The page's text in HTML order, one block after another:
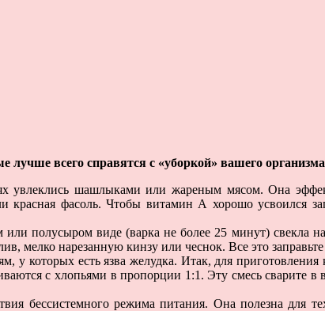
лучше всего справятся с «уборкой» вашего
увлеклись шашлыками или жареным мясом. Она
фасоль. Чтобы витамин А хорошо усвоился
полусыром виде (варка не более 25 минут) свекла
мелко нарезанную кинзу или чеснок. Все это
у которых есть язва желудка. Итак, для
с хлопьями в пропорции 1:1. Эту смесь сварите в
бессистемного режима питания. Она полезна для